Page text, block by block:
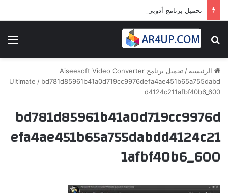
بحث عن
الرئيسية /
تحميل برنامج Aiseesoft Video Converter
Ultimate / bd781d85961b41a0d719cc9976defa4ae451b65a755dabd
d4124c211afbf40b6_600
bd781d85961b41a0d719cc9976d
efa4ae451b65a755dabdd4124c21
1afbf40b6_600